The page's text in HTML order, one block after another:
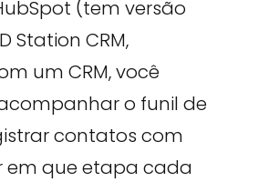
(tem versão
Station CRM,
um CRM, você
o funil de
contatos com
em que etapa cada